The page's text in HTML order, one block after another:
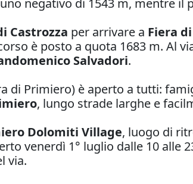
negativo di 1543 m, mentre
Castrozza per arrivare a Fiera
è posto a quota 1683 m. Al
Salvadori.
di Primiero) è aperto a tutti:
, lungo strade larghe e
Dolomiti Village, luogo di
venerdì 1° luglio dalle 10
via.